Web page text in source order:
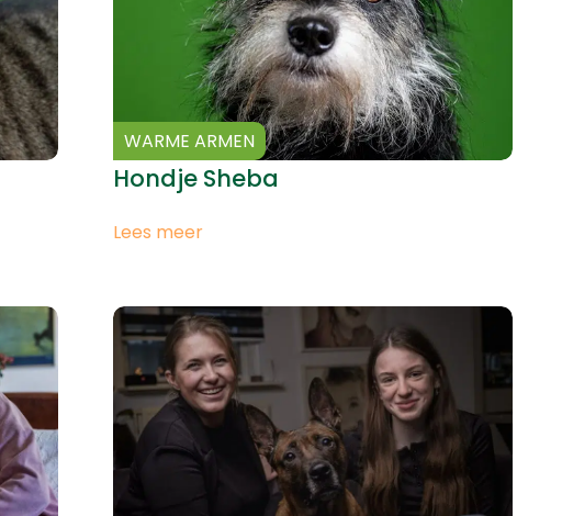
WARME ARMEN
Hondje Sheba
Lees meer